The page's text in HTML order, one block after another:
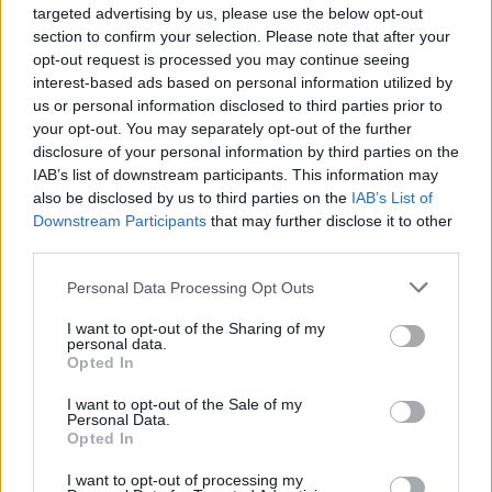
targeted advertising by us, please use the below opt-out
section to confirm your selection. Please note that after your
opt-out request is processed you may continue seeing
interest-based ads based on personal information utilized by
us or personal information disclosed to third parties prior to
your opt-out. You may separately opt-out of the further
disclosure of your personal information by third parties on the
IAB’s list of downstream participants. This information may
also be disclosed by us to third parties on the IAB’s List of
Downstream Participants that may further disclose it to other
Personal Data Processing Opt Outs
I want to opt-out of the Sharing of my
personal data.
Opted In
I want to opt-out of the Sale of my
Personal Data.
Opted In
I want to opt-out of processing my
podepíše příslušný cenový výměr v pondělí 29. ledna.
Generálním inspektorem ČD bude Zemanův poradce
Zdeněk Žák
26.1.2001 16:20 | PRAHA (ČIA)
Na post generálního inspektoraČeských drah(ČD) byl dnes
správní radou drah vybrán poradcepremiéraa bývalý ředitel
odboru vnějších vztahů ČD Zdeněk Žák. Do nové funkce by měl
nastoupit od února. Novinářům to na dnešní tiskové konferenci
oznámil místopředseda správní rady Ivan Foltýn.
Stránky novin jsou v posledních dnech plné zpráv o tzv.
balkánském syndromu. Panuje obava, že řada onemocnění a úmrtí
vojáků z různých států sloužících na území bývalé Jugoslávie,
Kosovo, může souviset s používáním střel obsahujících ochuzený
Ekologové se znovu přou s ministerstvem kvůli